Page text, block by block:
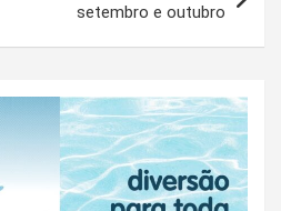
setembro e outubro